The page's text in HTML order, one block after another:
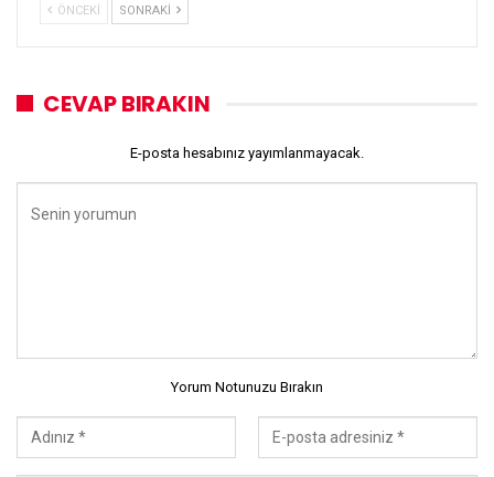
ÖNCEKI SONRAKI
CEVAP BIRAKIN
E-posta hesabınız yayımlanmayacak.
Yorum Notunuzu Bırakın